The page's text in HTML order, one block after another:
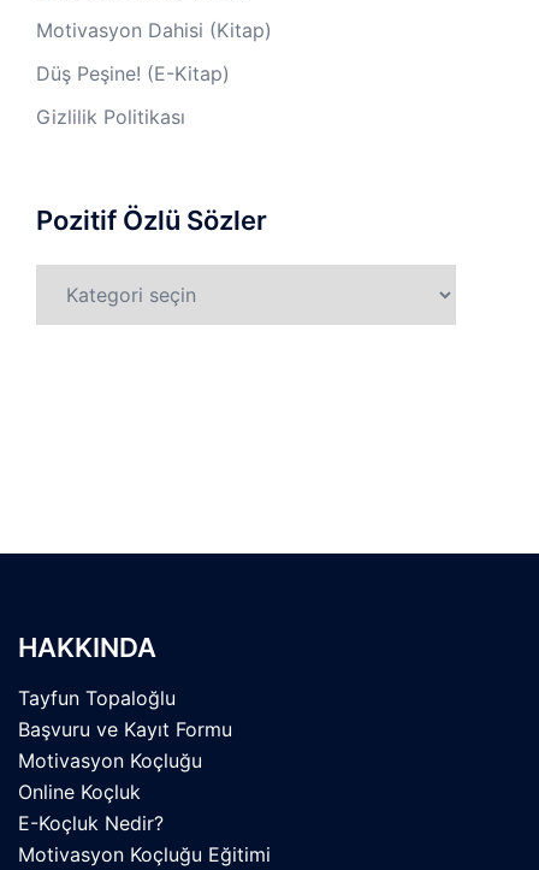
Motivasyon Dahisi (Kitap)
Düş Peşine! (E-Kitap)
Gizlilik Politikası
Pozitif Özlü Sözler
HAKKINDA
Tayfun Topaloğlu
Başvuru ve Kayıt Formu
Motivasyon Koçluğu
Online Koçluk
E-Koçluk Nedir?
Motivasyon Koçluğu Eğitimi